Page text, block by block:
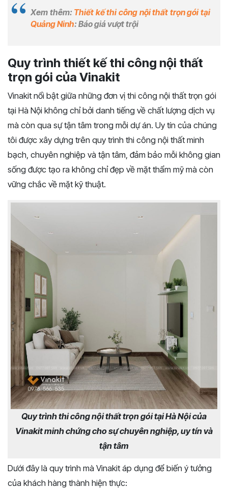
Xem thêm: Thiết kế thi công nội thất trọn gói tại
Quảng Ninh: Báo giá vượt trội
Quy trình thiết kế thi công nội thất
trọn gói của Vinakit
Vinakit nổi bật giữa những đơn vị thi công nội thất trọn gói
tại Hà Nội không chỉ bởi danh tiếng về chất lượng dịch vụ
mà còn qua sự tận tâm trong mỗi dự án. Uy tín của chúng
tôi được xây dựng trên quy trình thi công nội thất minh
bạch, chuyên nghiệp và tận tâm, đảm bảo mỗi không gian
sống được tạo ra không chỉ đẹp về mặt thẩm mỹ mà còn
vững chắc về mặt kỹ thuật.
Quy trình thi công nội thất trọn gói tại Hà Nội của
Vinakit minh chứng cho sự chuyên nghiệp, uy tín và
tận tâm
Dưới đây là quy trình mà Vinakit áp dụng để biến ý tưởng
của khách hàng thành hiện thực: